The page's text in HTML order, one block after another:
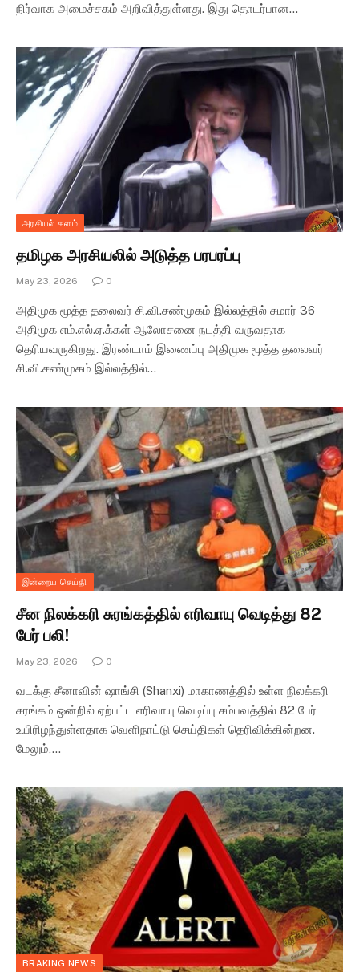
நிர்வாக அமைச்சகம் அறிவித்துள்ளது. இது தொடர்பான…
அரசியல் களம்
தமிழக அரசியலில் அடுத்த பரபரப்பு
May 23, 2026 0
அதிமுக மூத்த தலைவர் சி.வி.சண்முகம் இல்லத்தில் சுமார் 36
அதிமுக எம்.எல்.ஏ.க்கள் ஆலோசனை நடத்தி வருவதாக
தெரியவருகிறது. இரண்டாம் இணைப்பு அதிமுக மூத்த தலைவர்
சி.வி.சண்முகம் இல்லத்தில்…
இன்றைய செய்தி
சீன நிலக்கரி சுரங்கத்தில் எரிவாயு வெடித்து 82
பேர் பலி!
May 23, 2026 0
வடக்கு சீனாவின் ஷாங்சி (Shanxi) மாகாணத்தில் உள்ள நிலக்கரி
சுரங்கம் ஒன்றில் ஏற்பட்ட எரிவாயு வெடிப்பு சம்பவத்தில் 82 பேர்
உயிரிழந்துள்ளதாக வெளிநாட்டு செய்திகள் தெரிவிக்கின்றன.
மேலும்,…
BRAKING NEWS